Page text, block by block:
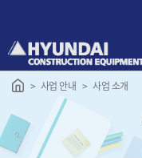
로
가
사업 안내 사업 소개